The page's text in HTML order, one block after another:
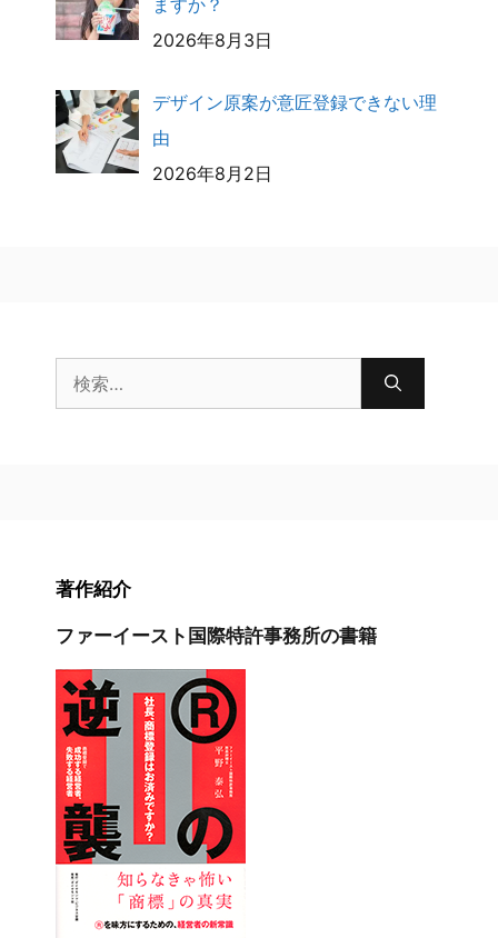
ますか？
2026年8月3日
デザイン原案が意匠登録できない理
由
2026年8月2日
索:
著作紹介
ファーイースト国際特許事務所の書籍